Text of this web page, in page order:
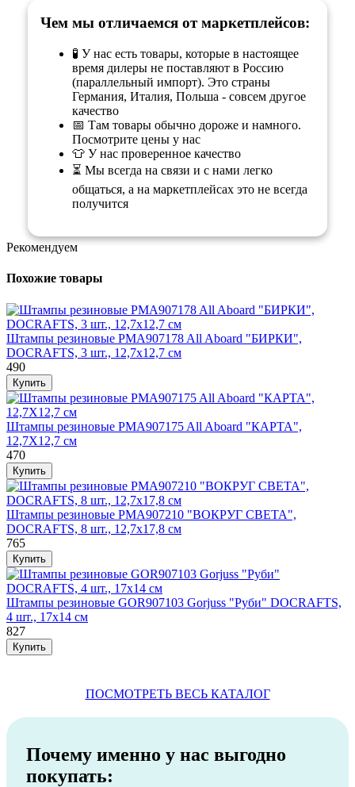
Чем мы отличаемся от маркетплейсов:
🧪 У нас есть товары, которые в настоящее
время дилеры не поставляют в Россию
(параллельный импорт). Это страны
Германия, Италия, Польша - совсем другое
качество
📅 Там товары обычно дороже и намного.
Посмотрите цены у нас
👕 У нас проверенное качество
⏳ Мы всегда на связи и с нами легко
общаться, а на маркетплейсах это не всегда
получится
Рекомендуем
Похожие товары
Штампы резиновые PMA907178 All Aboard "БИРКИ",
DOCRAFTS, 3 шт., 12,7х12,7 см
490
Штампы резиновые PMA907175 All Aboard "КАРТА",
12,7Х12,7 см
470
Штампы резиновые PMA907210 "ВОКРУГ СВЕТА",
DOCRAFTS, 8 шт., 12,7х17,8 см
765
Штампы резиновые GOR907103 Gorjuss "Руби" DOCRAFTS,
4 шт., 17х14 см
827
ПОСМОТРЕТЬ ВЕСЬ КАТАЛОГ
Почему именно у нас выгодно
покупать: